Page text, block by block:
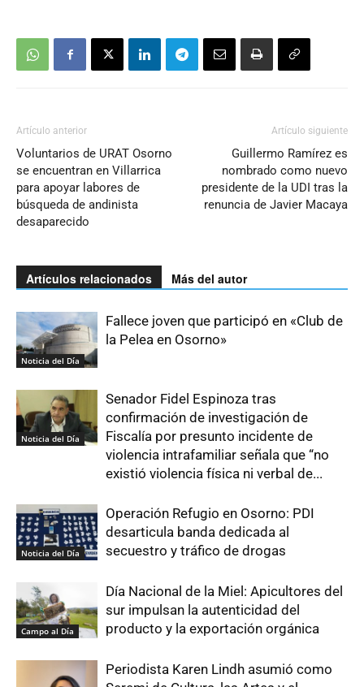
Artículo anterior
Voluntarios de URAT Osorno
se encuentran en Villarrica
para apoyar labores de
búsqueda de andinista
desaparecido
Artículo siguiente
Guillermo Ramírez es
nombrado como nuevo
presidente de la UDI tras la
renuncia de Javier Macaya
Artículos relacionados Más del autor
Noticia del Día
Fallece joven que participó en «Club de
la Pelea en Osorno»
Noticia del Día
Senador Fidel Espinoza tras
confirmación de investigación de
Fiscalía por presunto incidente de
violencia intrafamiliar señala que “no
existió violencia física ni verbal de...
Noticia del Día
Operación Refugio en Osorno: PDI
desarticula banda dedicada al
secuestro y tráfico de drogas
Campo al Día
Día Nacional de la Miel: Apicultores del
sur impulsan la autenticidad del
producto y la exportación orgánica
Periodista Karen Lindh asumió como